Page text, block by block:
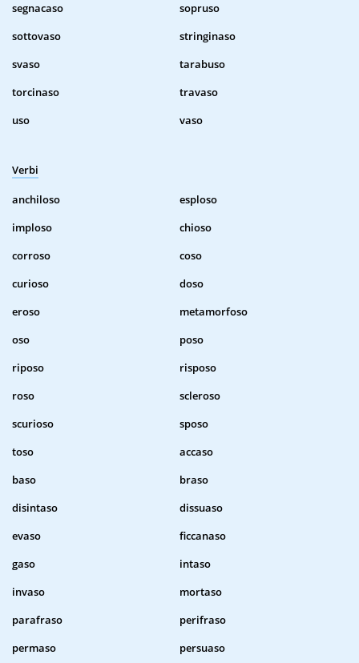
segnacaso
sopruso
sottovaso
stringinaso
svaso
tarabuso
torcinaso
travaso
uso
vaso
Verbi
anchiloso
esploso
imploso
chioso
corroso
coso
curioso
doso
eroso
metamorfoso
oso
poso
riposo
risposo
roso
scleroso
scurioso
sposo
toso
accaso
baso
braso
disintaso
dissuaso
evaso
ficcanaso
gaso
intaso
invaso
mortaso
parafraso
perifraso
permaso
persuaso